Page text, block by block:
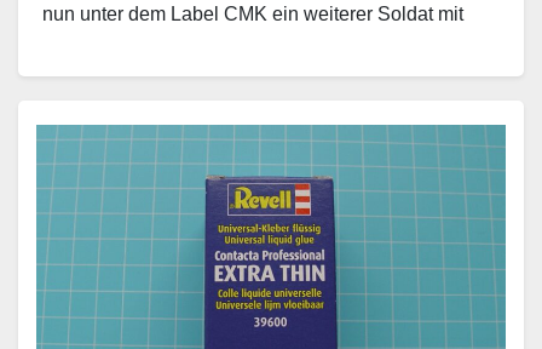
nun unter dem Label CMK ein weiterer Soldat mit